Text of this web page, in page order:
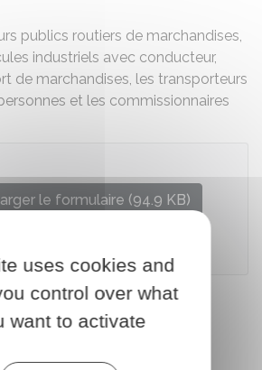
publics routiers de marchandises,
industriels avec conducteur,
de marchandises, les transporteurs
et les commissionnaires
le formulaire (94.9 KB)
uses cookies and
control over what
want to activate